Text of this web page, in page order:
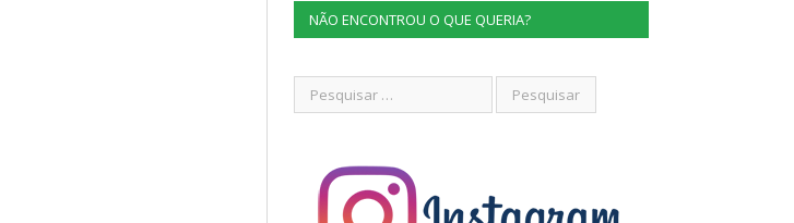
NÃO ENCONTROU O QUE QUERIA?